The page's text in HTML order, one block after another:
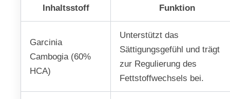
Inhaltsstoff Funktion
Garcinia
Cambogia (60%
HCA)
Unterstützt das
Sättigungsgefühl und trägt
zur Regulierung des
Fettstoffwechsels bei.